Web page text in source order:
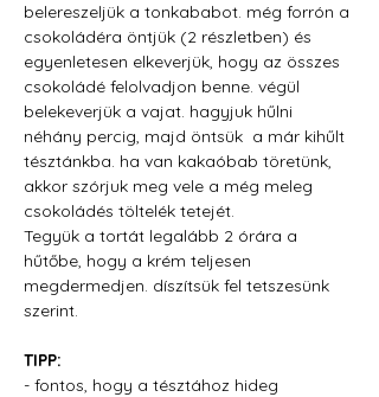
belereszeljük a tonkababot. még forrón a
csokoládéra öntjük (2 részletben) és
egyenletesen elkeverjük, hogy az összes
csokoládé felolvadjon benne. végül
belekeverjük a vajat. hagyjuk hűlni
néhány percig, majd öntsük  a már kihűlt
tésztánkba. ha van kakaóbab töretünk,
akkor szórjuk meg vele a még meleg
csokoládés töltelék tetejét.
Tegyük a tortát legalább 2 órára a
hűtőbe, hogy a krém teljesen
megdermedjen. díszítsük fel tetszesünk
szerint.
TIPP:
- fontos, hogy a tésztához hideg